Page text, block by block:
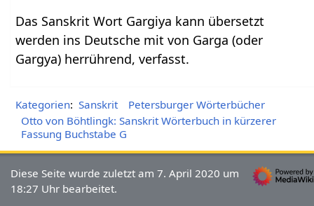
Das Sanskrit Wort Gargiya kann übersetzt
werden ins Deutsche mit von Garga (oder
Gargya) herrührend, verfasst.
Kategorien: Sanskrit
Petersburger Wörterbücher
Otto von Böhtlingk: Sanskrit Wörterbuch in kürzerer
Fassung Buchstabe G
Diese Seite wurde zuletzt am 7. April 2020 um
18:27 Uhr bearbeitet.